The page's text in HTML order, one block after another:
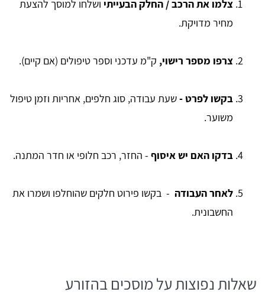
צלמו את הרכב / החלק הבעייתי ושלחו למוסך להצעת
מחיר מדויקת.
צרפו מספר רישוי, ק"מ עדכני וספר טיפולים (אם קיים).
בקשו לפרט -שעת עבודה, סוג חלפים, אחריות וזמן טיפול
משוער.
בדקו האם יש איסוף - החזר, רכב חלופי או חדר המתנה.
לאחר העבודה - בקשו פירוט חלקים שהוחלפו ושמרו את
החשבונית.
שאלות נפוצות על מוסכים בהזורע